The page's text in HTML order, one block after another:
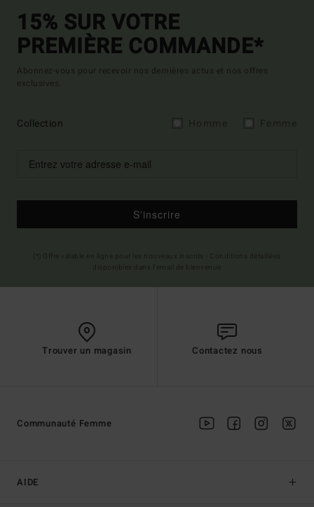
15% SUR VOTRE
PREMIÈRE COMMANDE*
Abonnez-vous pour recevoir nos dernières actus et nos offres
exclusives.
Collection
S'inscrire
Trouver un magasin Contactez nous
AIDE
Communauté Femme